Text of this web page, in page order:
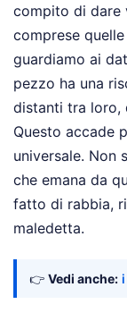
compito di dare
comprese
guardiamo ai
pezzo ha una
distanti tra loro,
Questo accade
universale. Non
che emana da
fatto di rabbia,
maledetta.
👉 Vedi anche: